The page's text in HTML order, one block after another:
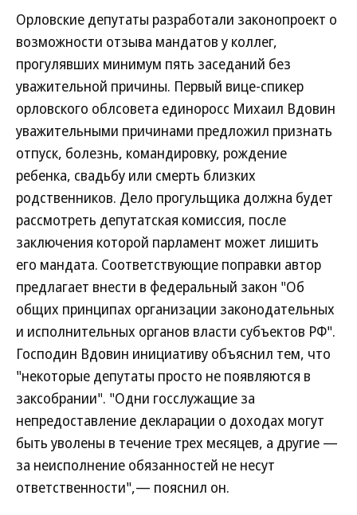
Орловские депутаты разработали законопроект о
возможности отзыва мандатов у коллег,
прогулявших минимум пять заседаний без
уважительной причины. Первый вице-спикер
орловского облсовета единоросс Михаил Вдовин
уважительными причинами предложил признать
отпуск, болезнь, командировку, рождение
ребенка, свадьбу или смерть близких
родственников. Дело прогульщика должна будет
рассмотреть депутатская комиссия, после
заключения которой парламент может лишить
его мандата. Соответствующие поправки автор
предлагает внести в федеральный закон "Об
общих принципах организации законодательных
и исполнительных органов власти субъектов РФ".
Господин Вдовин инициативу объяснил тем, что
"некоторые депутаты просто не появляются в
заксобрании". "Одни госслужащие за
непредоставление декларации о доходах могут
быть уволены в течение трех месяцев, а другие —
за неисполнение обязанностей не несут
ответственности",— пояснил он.